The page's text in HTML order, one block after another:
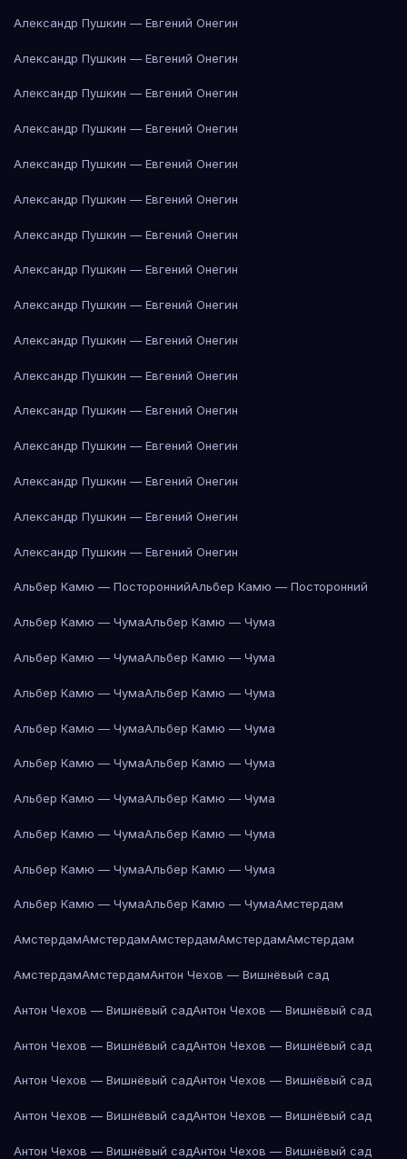
Александр Пушкин — Евгений Онегин
Александр Пушкин — Евгений Онегин
Александр Пушкин — Евгений Онегин
Александр Пушкин — Евгений Онегин
Александр Пушкин — Евгений Онегин
Александр Пушкин — Евгений Онегин
Александр Пушкин — Евгений Онегин
Александр Пушкин — Евгений Онегин
Александр Пушкин — Евгений Онегин
Александр Пушкин — Евгений Онегин
Александр Пушкин — Евгений Онегин
Александр Пушкин — Евгений Онегин
Александр Пушкин — Евгений Онегин
Александр Пушкин — Евгений Онегин
Александр Пушкин — Евгений Онегин
Александр Пушкин — Евгений Онегин
Альбер Камю — ПостороннийАльбер Камю — Посторонний
Альбер Камю — ЧумаАльбер Камю — Чума
Альбер Камю — ЧумаАльбер Камю — Чума
Альбер Камю — ЧумаАльбер Камю — Чума
Альбер Камю — ЧумаАльбер Камю — Чума
Альбер Камю — ЧумаАльбер Камю — Чума
Альбер Камю — ЧумаАльбер Камю — Чума
Альбер Камю — ЧумаАльбер Камю — Чума
Альбер Камю — ЧумаАльбер Камю — Чума
Альбер Камю — ЧумаАльбер Камю — ЧумаАмстердам
АмстердамАмстердамАмстердамАмстердамАмстердам
АмстердамАмстердамАнтон Чехов — Вишнёвый сад
Антон Чехов — Вишнёвый садАнтон Чехов — Вишнёвый сад
Антон Чехов — Вишнёвый садАнтон Чехов — Вишнёвый сад
Антон Чехов — Вишнёвый садАнтон Чехов — Вишнёвый сад
Антон Чехов — Вишнёвый садАнтон Чехов — Вишнёвый сад
Антон Чехов — Вишнёвый садАнтон Чехов — Вишнёвый сад